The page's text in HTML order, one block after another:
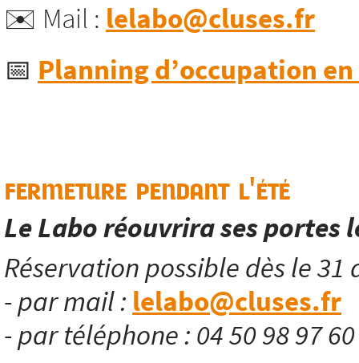
✉️ Mail : lelabo@cluses.fr
📅 Planning d’occupation
fermeture pendant l'été
Le Labo réouvrira ses portes
Réservation possible dès le 31
- par mail : lelabo@cluses.fr
- par téléphone : 04 50 98 97